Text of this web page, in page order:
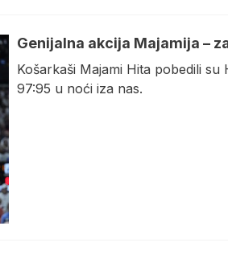
Genijalna akcija Majamija –
Košarkaši Majami Hita pobedili
97:95 u noći iza nas.